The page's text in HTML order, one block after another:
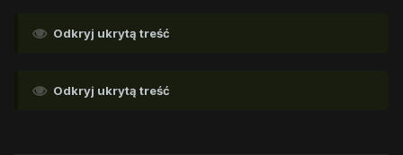
Odkryj ukrytą treść
Odkryj ukrytą treść